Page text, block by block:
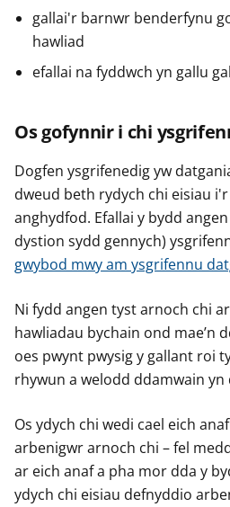
gallai'r barnwr benderfynu
hawliad
efallai na fyddwch yn gallu
Os gofynnir i chi
Dogfen ysgrifenedig yw
dweud beth rydych chi eisiau
anghydfod. Efallai y bydd
dystion sydd gennych)
gwybod mwy am ysgrifennu
Ni fydd angen tyst arnoch chi
hawliadau bychain ond mae’n
oes pwynt pwysig y gallant roi
rhywun a welodd ddamwain yn
Os ydych chi wedi cael eich
arbenigwr arnoch chi – fel
ar eich anaf a pha mor dda y
ydych chi eisiau defnyddio